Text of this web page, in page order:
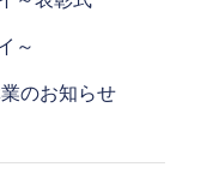
～
のお知らせ